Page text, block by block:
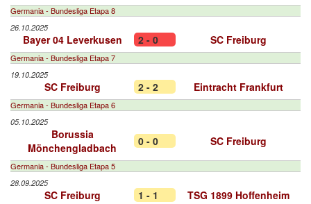
Germania - Bundesliga Etapa 8
26.10.2025
Bayer 04 Leverkusen 2 - 0 SC Freiburg
Germania - Bundesliga Etapa 7
19.10.2025
SC Freiburg 2 - 2 Eintracht Frankfurt
Germania - Bundesliga Etapa 6
05.10.2025
Borussia
Mönchengladbach
0 - 0 SC Freiburg
Germania - Bundesliga Etapa 5
28.09.2025
SC Freiburg 1 - 1 TSG 1899 Hoffenheim